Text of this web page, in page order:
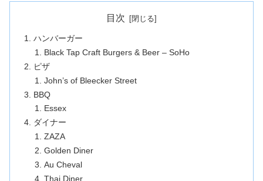
目次
ハンバーガー
Black Tap Craft Burgers & Beer – SoHo
ピザ
John’s of Bleecker Street
BBQ
Essex
ダイナー
ZAZA
Golden Diner
Au Cheval
Thai Diner